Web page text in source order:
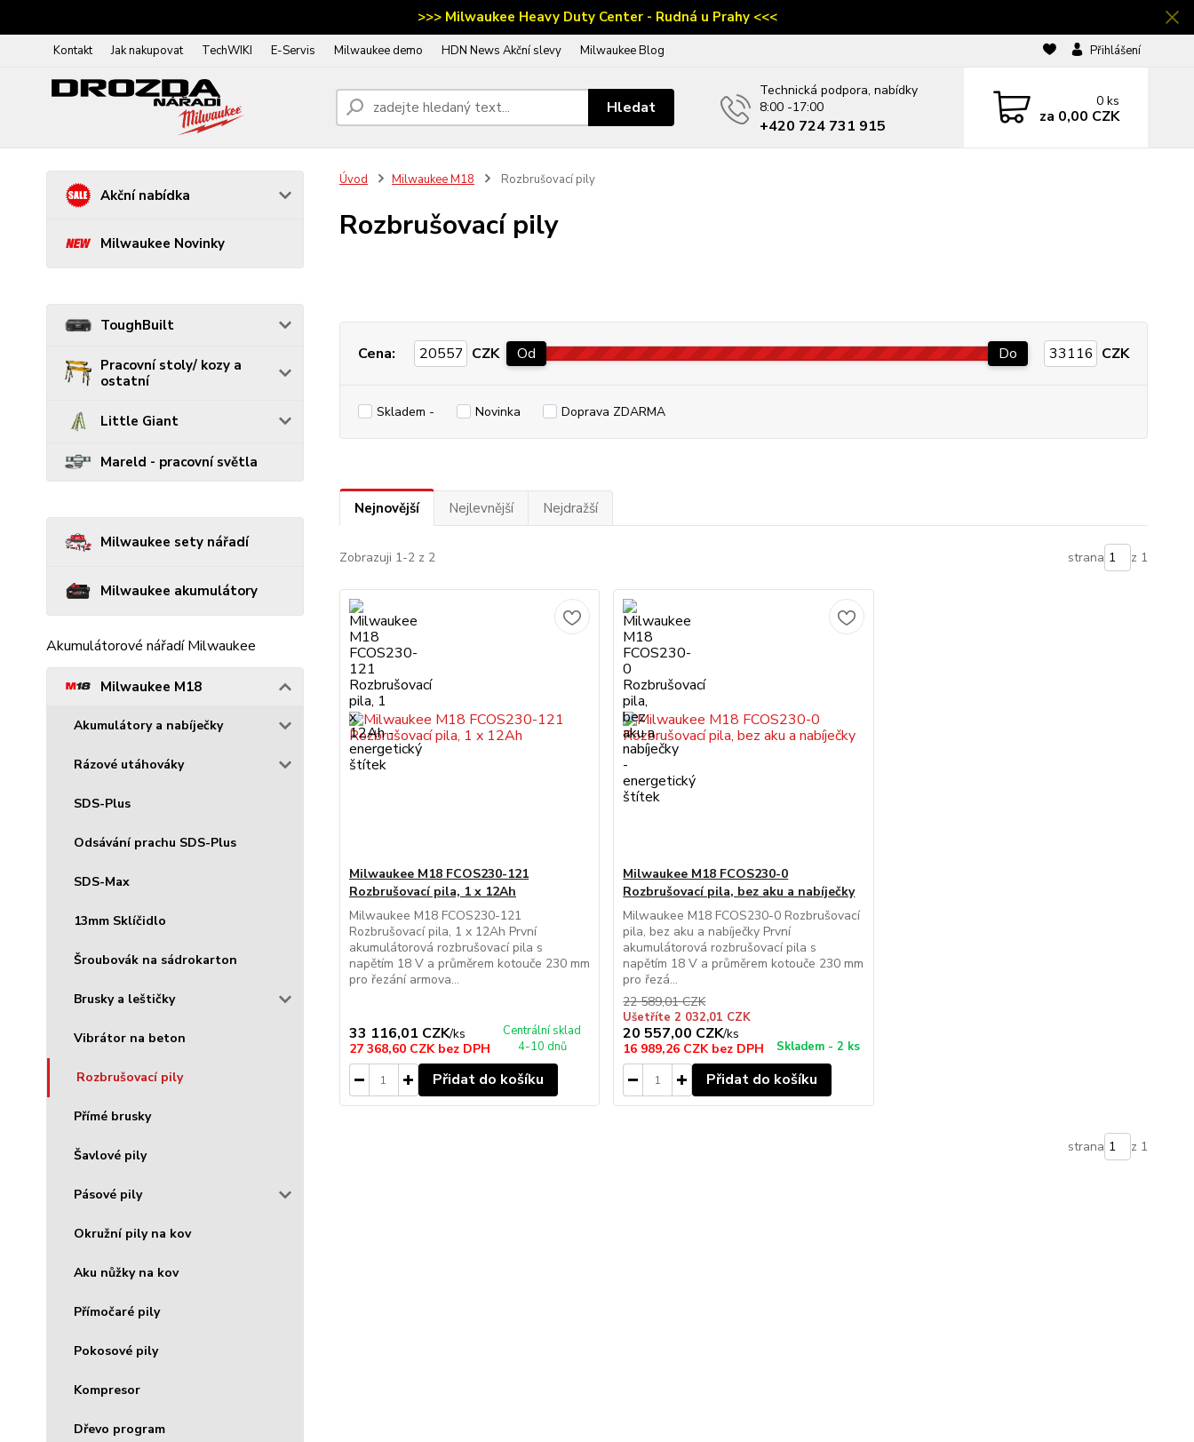
>>> Milwaukee Heavy Duty Center - Rudná u Prahy <<<
Kontakt Jak nakupovat TechWIKI E-Servis Milwaukee demo HDN News Akční slevy Milwaukee Blog Přihlášení
Hledat
Technická podpora, nabídky
8:00 -17:00
‭+420 724 731 915
0 ks
za 0,00 CZK
Akční nabídka
Milwaukee Novinky
ToughBuilt
Pracovní stoly/ kozy a
ostatní
Little Giant
Mareld - pracovní světla
Milwaukee sety nářadí
Milwaukee akumulátory
Akumulátorové nářadí Milwaukee
Milwaukee M18
Akumulátory a nabíječky
Rázové utáhováky
SDS-Plus
Odsávání prachu SDS-Plus
SDS-Max
13mm Sklíčidlo
Šroubovák na sádrokarton
Brusky a leštičky
Vibrátor na beton
Rozbrušovací pily
Přímé brusky
Šavlové pily
Pásové pily
Okružní pily na kov
Aku nůžky na kov
Přímočaré pily
Pokosové pily
Kompresor
Dřevo program
Úvod Milwaukee M18 Rozbrušovací pily
Rozbrušovací pily
Cena: CZK Od Do CZK
Skladem - Novinka Doprava ZDARMA
Nejnovější Nejlevnější Nejdražší
Zobrazuji 1-2 z 2 strana z 1
Milwaukee M18 FCOS230-121
Rozbrušovací pila, 1 x 12Ah
Milwaukee M18 FCOS230-121
Rozbrušovací pila, 1 x 12Ah První
akumulátorová rozbrušovací pila s
napětím 18 V a průměrem kotouče 230 mm
pro řezání armova...
33 116,01 CZK/ks
27 368,60 CZK bez DPH
Centrální sklad
4-10 dnů
Přidat do košíku
Milwaukee M18 FCOS230-0
Rozbrušovací pila, bez aku a nabíječky
Milwaukee M18 FCOS230-0 Rozbrušovací
pila, bez aku a nabíječky První
akumulátorová rozbrušovací pila s
napětím 18 V a průměrem kotouče 230 mm
pro řezá...
22 589,01 CZK
Ušetříte 2 032,01 CZK
20 557,00 CZK/ks
16 989,26 CZK bez DPH Skladem - 2 ks
Přidat do košíku
strana z 1